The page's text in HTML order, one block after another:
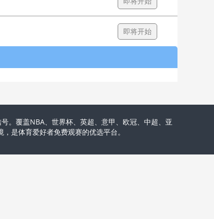
即将开始
。覆盖NBA、世界杯、英超、意甲、欧冠、中超、亚
是体育爱好者免费观赛的优选平台。